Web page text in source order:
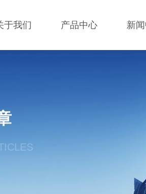
于我们 产品中心 新